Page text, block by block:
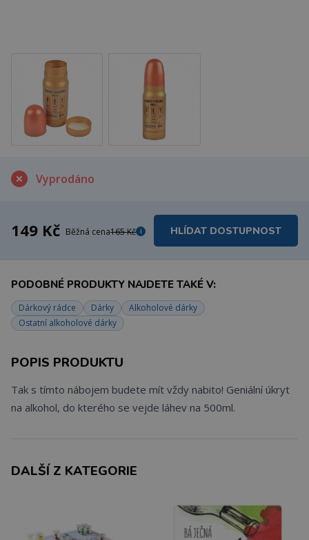
Vyprodáno
149 Kč Běžná cena165 Kč i HLÍDAT DOSTUPNOST
PODOBNÉ PRODUKTY NAJDETE TAKÉ V:
Dárkový rádce Dárky
Alkoholové dárky
Ostatní alkoholové dárky
POPIS PRODUKTU
Tak s tímto nábojem budete mít vždy nabito! Geniální úkryt
na alkohol, do kterého se vejde láhev na 500ml.
DALŠÍ Z KATEGORIE